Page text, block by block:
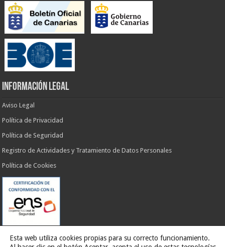
INFORMACIÓN LEGAL
Aviso Legal
Política de Privacidad
Política de Seguridad
Registro de Actividades y Tratamiento de Datos Personales
Política de Cookies
Esta web utiliza cookies propias para su correcto funcionamiento.